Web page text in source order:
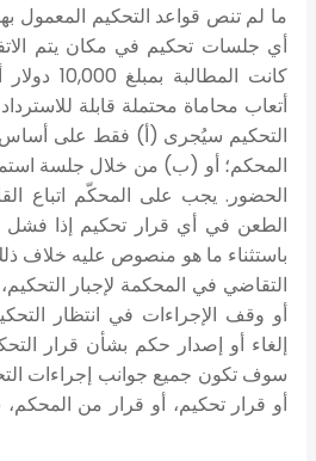
ما لم تنص قواعد التحكيم المعمول
أي جلسات تحكيم في مكان يتم
كانت
أتعاب محاماة محتملة قابلة
التحكيم سيُجرى (أ) فقط على أساس
المحكم؛ أو (ب) من خلال جلسة
الحضور. يجب على المحكّم اتباع
الطعن في أي قرار تحكيم إذا فشل
باستثناء ما هو منصوص عليه خلاف
أو وقف الإجراءات في انتظار
إلغاء أو إصدار حكم بشأن قرار
سوف تكون جميع جوانب إجراءات
أو قرار تحكيم، أو قرار من